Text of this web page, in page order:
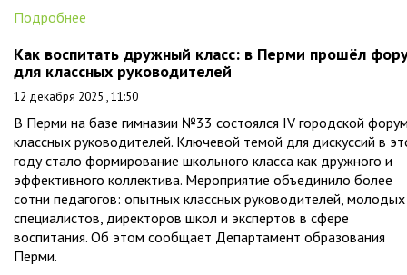
Подробнее
Как воспитать дружный класс: в Перми прошёл
для классных руководителей
12 декабря 2025 , 11:50
В Перми на базе гимназии №33 состоялся IV городской
классных руководителей. Ключевой темой для дискуссий в
году стало формирование школьного класса как дружного и
эффективного коллектива. Мероприятие объединило более
сотни педагогов: опытных классных руководителей, молодых
специалистов, директоров школ и экспертов в сфере
воспитания. Об этом сообщает Департамент образования
Перми.